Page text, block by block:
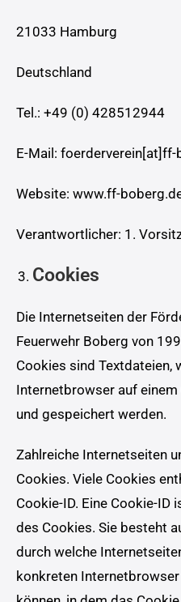
21033 Hamburg
Deutschland
Tel.: +49 (0) 428512944
E-Mail: foerderverein[at]ff-
Website: www.ff-
Verantwortlicher: 1.
Cookies
Die Internetseiten der
Feuerwehr Boberg von
Cookies sind Textdateien,
Internetbrowser auf
und gespeichert werden.
Zahlreiche Internetseiten
Cookies. Viele Cookies
Cookie-ID. Eine Cookie-ID
des Cookies. Sie besteht
durch welche
konkreten